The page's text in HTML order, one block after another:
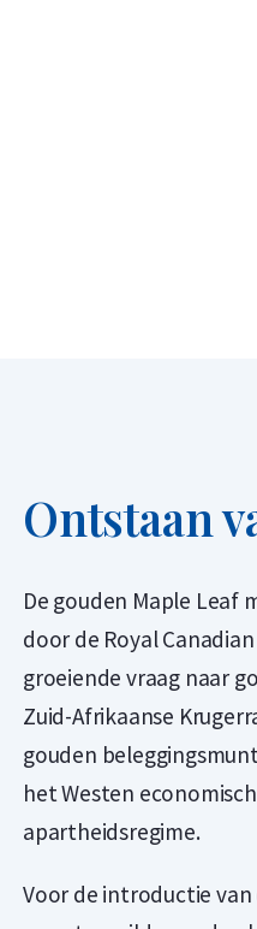
Ontstaan
De gouden Maple Leaf
door de Royal
groeiende vraag naar
Zuid-Afrikaanse
gouden
het Westen
apartheidsregime.
Voor de introductie van